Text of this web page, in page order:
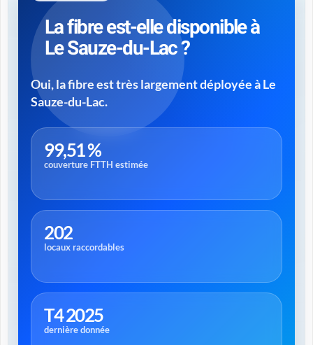
La fibre est-elle disponible à
Le Sauze-du-Lac ?
Oui, la fibre est très largement déployée à Le
Sauze-du-Lac.
99,51 %
couverture FTTH estimée
202
locaux raccordables
T4 2025
dernière donnée